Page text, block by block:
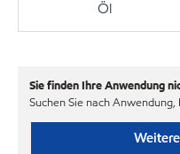
Öl
Sie finden Ihre Anwendung
Suchen Sie nach